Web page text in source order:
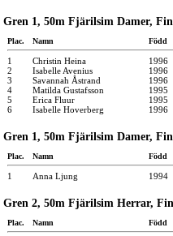
Gren 1, 50m Fjärilsim Damer,
Plac. Namn Född
1 Christin Heina
1996
2
Isabelle Avenius
1996
3
Savannah Åstrand
1996
4
Matilda Gustafsson
1995
5
Erica Fluur
1995
6
Isabelle Hoverberg 1996
Gren 1, 50m Fjärilsim Damer,
Plac. Namn Född
1 Anna Ljung 1994
Gren 2, 50m Fjärilsim Herrar,
Plac. Namn Född